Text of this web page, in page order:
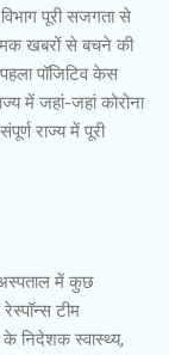
पूरी सजगता से
खबरों से बचने की
पॉजिटिव केस
में जहां-जहां कोरोना
राज्य में पूरी
अस्पताल में कुछ
टीम
के निदेशक स्वास्थ्य,